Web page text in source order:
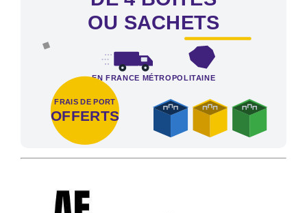
OU SACHETS
EN FRANCE MÉTROPOLITAINE
FRAIS DE PORT
OFFERTS
Frais de port offerts en France métropolitaine dès l'achat de